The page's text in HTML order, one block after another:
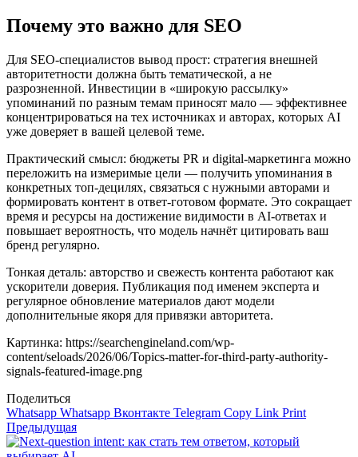
Почему это важно для SEO
Для SEO‑специалистов вывод прост: стратегия внешней
авторитетности должна быть тематической, а не
разрозненной. Инвестиции в «широкую рассылку»
упоминаний по разным темам приносят мало — эффективнее
концентрироваться на тех источниках и авторах, которых AI
уже доверяет в вашей целевой теме.
Практический смысл: бюджеты PR и digital‑маркетинга можно
переложить на измеримые цели — получить упоминания в
конкретных топ‑децилях, связаться с нужными авторами и
формировать контент в ответ‑готовом формате. Это сокращает
время и ресурсы на достижение видимости в AI‑ответах и
повышает вероятность, что модель начнёт цитировать ваш
бренд регулярно.
Тонкая деталь: авторство и свежесть контента работают как
ускорители доверия. Публикация под именем эксперта и
регулярное обновление материалов дают модели
дополнительные якоря для привязки авторитета.
Картинка: https://searchengineland.com/wp-
content/seloads/2026/06/Topics-matter-for-third-party-authority-
signals-featured-image.png
Поделиться
Whatsapp Whatsapp Вконтакте Telegram Copy Link Print
Предыдущая